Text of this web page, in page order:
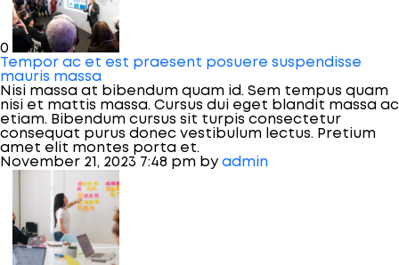
0
Tempor ac et est praesent posuere suspendisse
mauris massa
Nisi massa at bibendum quam id. Sem tempus quam
nisi et mattis massa. Cursus dui eget blandit massa ac
etiam. Bibendum cursus sit turpis consectetur
consequat purus donec vestibulum lectus. Pretium
amet elit montes porta et.
November 21, 2023 7:48 pm by admin